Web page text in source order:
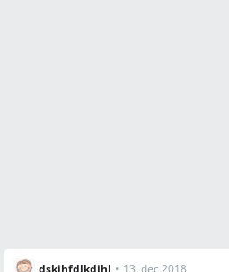
dskjhfdlkdjhl • 13. dec 2018